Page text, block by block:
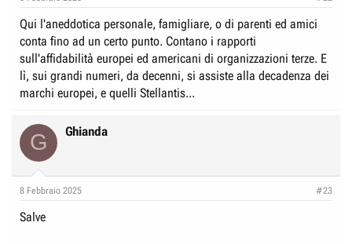
Qui l'aneddotica personale, famigliare, o di parenti ed amici
conta fino ad un certo punto. Contano i rapporti
sull'affidabilità europei ed americani di organizzazioni terze. E
lì, sui grandi numeri, da decenni, si assiste alla decadenza dei
marchi europei, e quelli Stellantis...
G Ghianda
8 Febbraio 2025 #23
Salve